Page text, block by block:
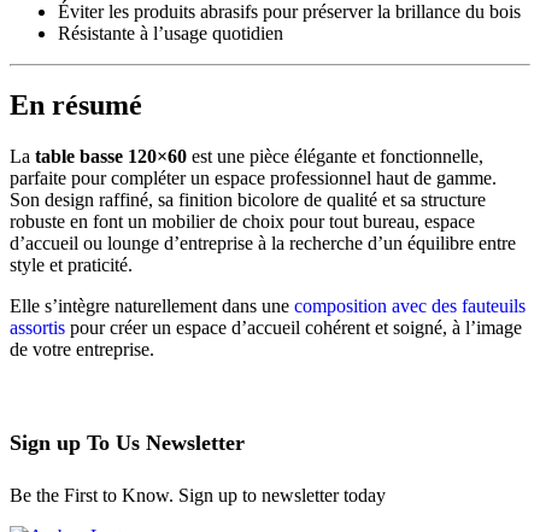
Éviter les produits abrasifs pour préserver la brillance du bois
Résistante à l’usage quotidien
En résumé
La table basse 120×60 est une pièce élégante et fonctionnelle,
parfaite pour compléter un espace professionnel haut de gamme.
Son design raffiné, sa finition bicolore de qualité et sa structure
robuste en font un mobilier de choix pour tout bureau, espace
d’accueil ou lounge d’entreprise à la recherche d’un équilibre entre
style et praticité.
Elle s’intègre naturellement dans une composition avec des fauteuils
assortis pour créer un espace d’accueil cohérent et soigné, à l’image
de votre entreprise.
Sign up To Us Newsletter
Be the First to Know. Sign up to newsletter today